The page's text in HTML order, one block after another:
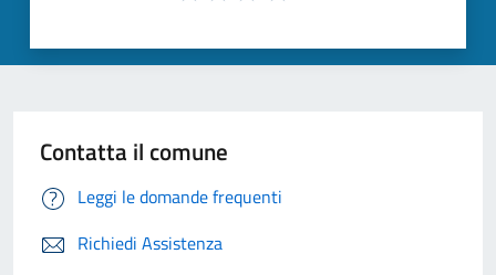
Contatta il comune
Leggi le domande frequenti
Richiedi Assistenza